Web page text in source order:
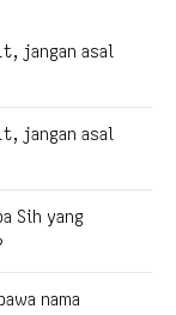
jangan asal
jangan asal
Sih yang
nama